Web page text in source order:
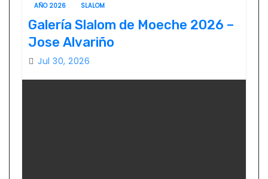
AÑO 2026 SLALOM
Galería Slalom de Moeche 2026 –
Jose Alvariño
Jul 30, 2026